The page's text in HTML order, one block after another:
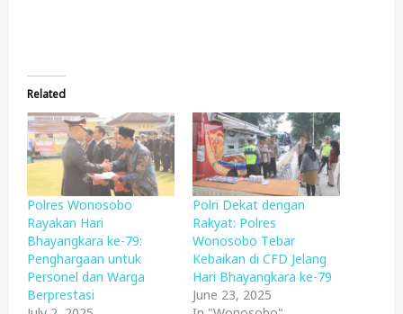
Related
Polres Wonosobo
Rayakan Hari
Bhayangkara ke-79:
Penghargaan untuk
Personel dan Warga
Berprestasi
Polri Dekat dengan
Rakyat: Polres
Wonosobo Tebar
Kebaikan di CFD Jelang
Hari Bhayangkara ke-79
June 23, 2025